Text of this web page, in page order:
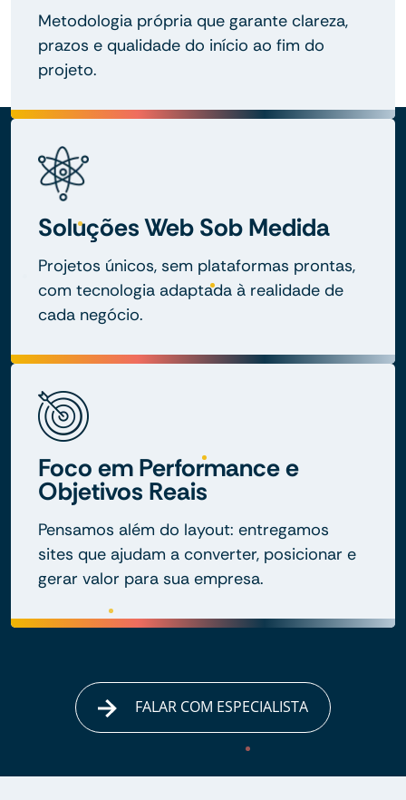
Metodologia própria que garante clareza,
prazos e qualidade do início ao fim do
projeto.
Soluções Web Sob Medida
Projetos únicos, sem plataformas prontas,
com tecnologia adaptada à realidade de
cada negócio.
Foco em Performance e
Objetivos Reais
Pensamos além do layout: entregamos
sites que ajudam a converter, posicionar e
gerar valor para sua empresa.
FALAR COM ESPECIALISTA